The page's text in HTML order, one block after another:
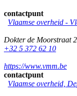
contactpunt
Vlaamse overheid -
Dokter de Moorstraat
+32 5 372 62 10
https://www.vmm.be
contactpunt
Vlaamse overheid,